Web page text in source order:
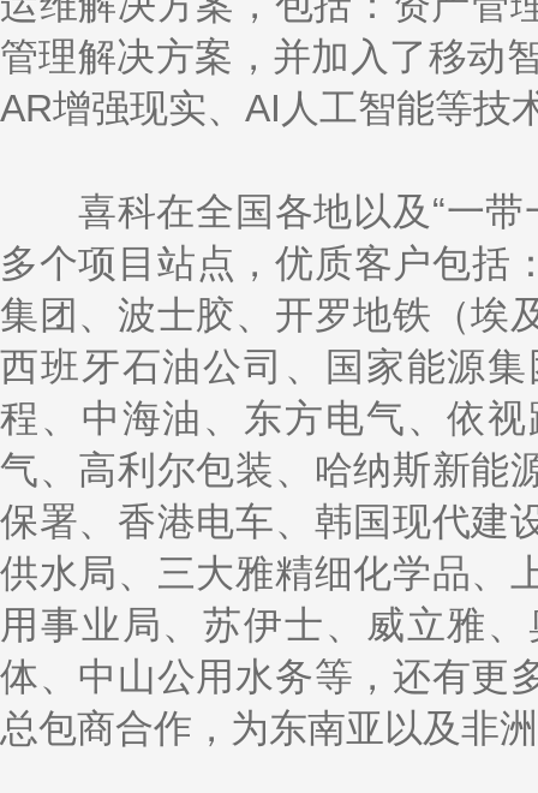
管理解决方案，并加入了移动
AR增强现实、AI人工智能等技
喜科在全国各地以及“一带
多个项目站点，优质客户包括
集团、波士胶、开罗地铁（埃
西班牙石油公司、国家能源
程、中海油、东方电气、依
气、高利尔包装、哈纳斯新能
保署、香港电车、韩国现代建
供水局、三大雅精细化学品、
用事业局、苏伊士、威立雅
体、中山公用水务等，还有更
总包商合作，为东南亚以及非